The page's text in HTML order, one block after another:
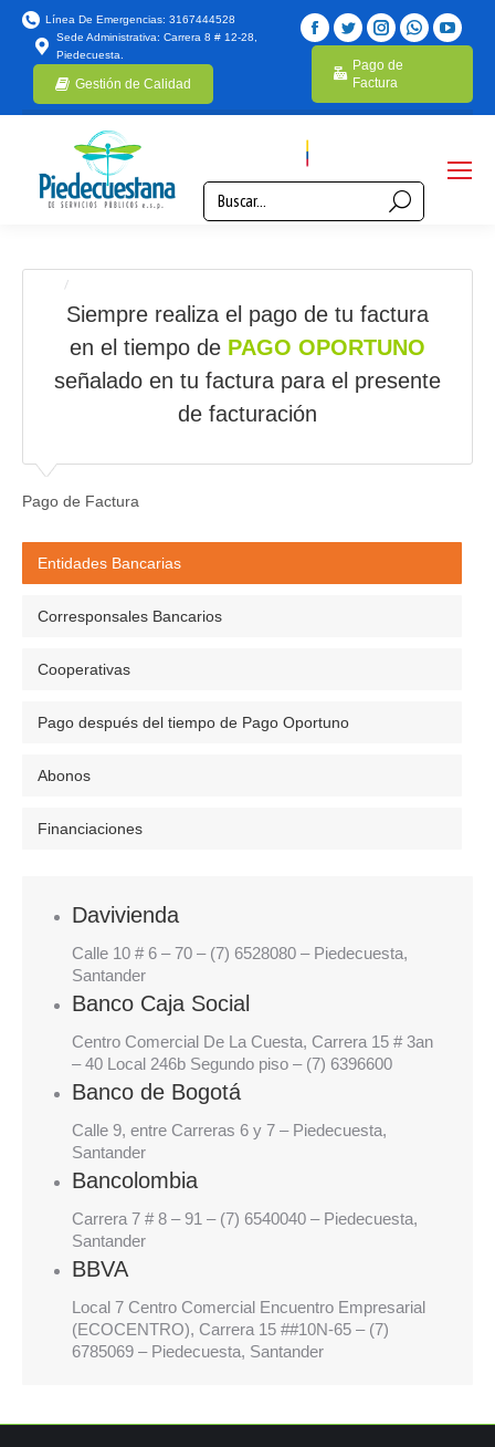
Línea De Emergencias: 3167444528
Sede Administrativa: Carrera 8 # 12-28,
Piedecuesta.
Gestión de Calidad
Pago de
Factura
Estás aquí:
Siempre realiza el pago de tu factura
en el tiempo de PAGO OPORTUNO
señalado en tu factura para el presente
de facturación
Pago de Factura
Entidades Bancarias
Corresponsales Bancarios
Cooperativas
Pago después del tiempo de Pago Oportuno
Abonos
Financiaciones
Davivienda
Calle 10 # 6 – 70 – (7) 6528080 – Piedecuesta,
Santander
Banco Caja Social
Centro Comercial De La Cuesta, Carrera 15 # 3an
– 40 Local 246b Segundo piso – (7) 6396600
Banco de Bogotá
Calle 9, entre Carreras 6 y 7 – Piedecuesta,
Santander
Bancolombia
Carrera 7 # 8 – 91 – (7) 6540040 – Piedecuesta,
Santander
BBVA
Local 7 Centro Comercial Encuentro Empresarial
(ECOCENTRO), Carrera 15 ##10N-65 – (7)
6785069 – Piedecuesta, Santander